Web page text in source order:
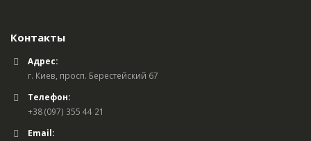
Контакты
Адрес:
г. Киев, просп. Берестейский 67
Телефон:
+38 (097) 355 44 21
Email: